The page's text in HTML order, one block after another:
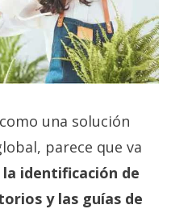
una solución
parece que va
la identificación de
y las guías de